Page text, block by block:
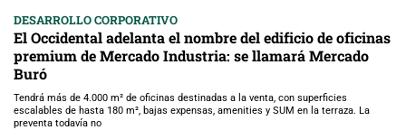
DESARROLLO CORPORATIVO
El Occidental adelanta el nombre del edificio de oficinas
premium de Mercado Industria: se llamará Mercado
Buró
Tendrá más de 4.000 m² de oficinas destinadas a la venta, con superficies
escalables de hasta 180 m², bajas expensas, amenities y SUM en la terraza. La
preventa todavía no